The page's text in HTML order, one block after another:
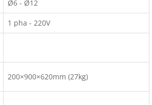
Ø6 - Ø12
1 pha - 220V
200×900×620mm (27kg)